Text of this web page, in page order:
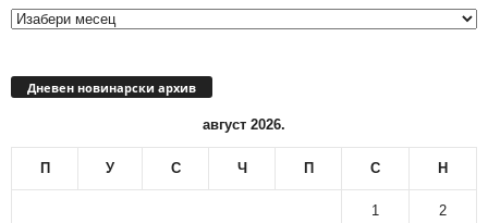
Дневен новинарски архив
август 2026.
П У С Ч П С Н
1 2